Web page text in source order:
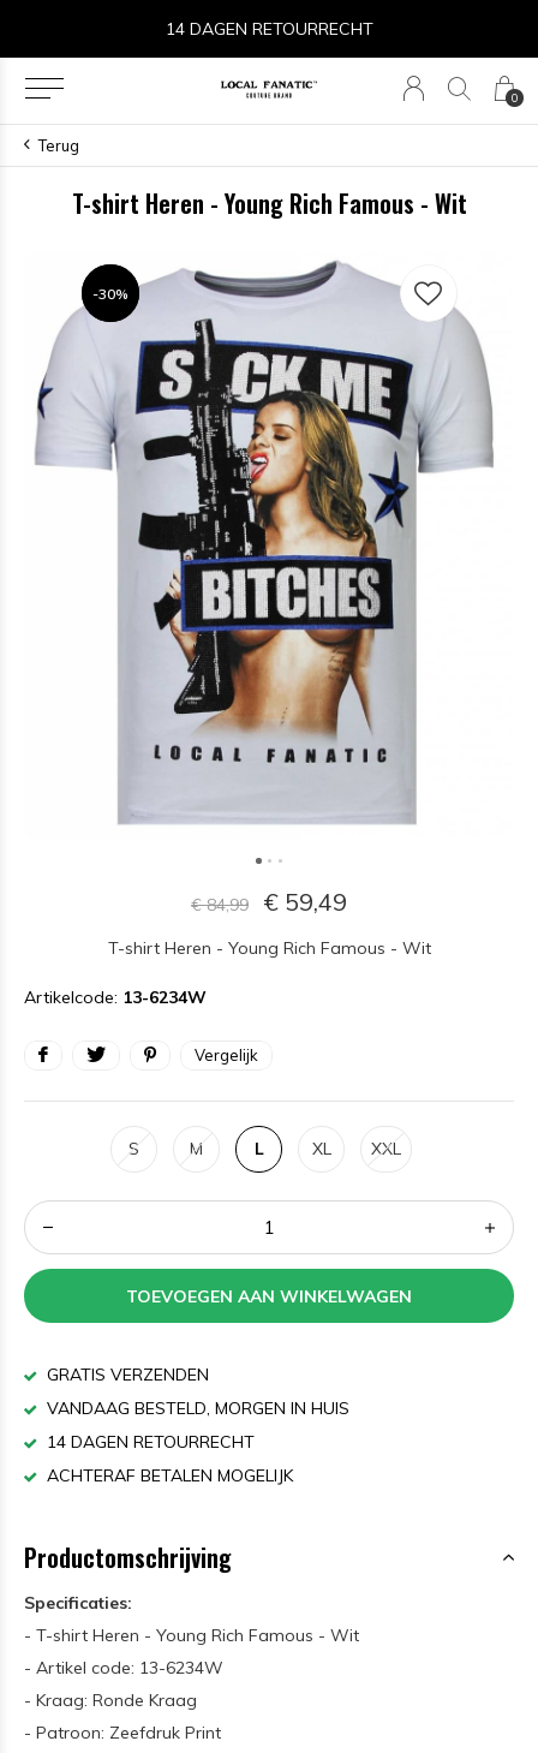
0
14 DAGEN RETOURRECHT
Terug
T-shirt Heren - Young Rich Famous - Wit
-30%
-30%
€ 84,99 € 59,49
T-shirt Heren - Young Rich Famous - Wit
Artikelcode: 13-6234W
Vergelijk
S M L XL XXL
TOEVOEGEN AAN WINKELWAGEN
GRATIS VERZENDEN
VANDAAG BESTELD, MORGEN IN HUIS
14 DAGEN RETOURRECHT
ACHTERAF BETALEN MOGELIJK
Productomschrijving
Specificaties:
- T-shirt Heren - Young Rich Famous - Wit
- Artikel code: 13-6234W
- Kraag: Ronde Kraag
- Patroon: Zeefdruk Print